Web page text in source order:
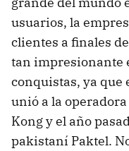
usuarios, la
clientes a finales
tan impresionante
conquistas, ya que
unió a la
Kong y el año
pakistaní Paktel.